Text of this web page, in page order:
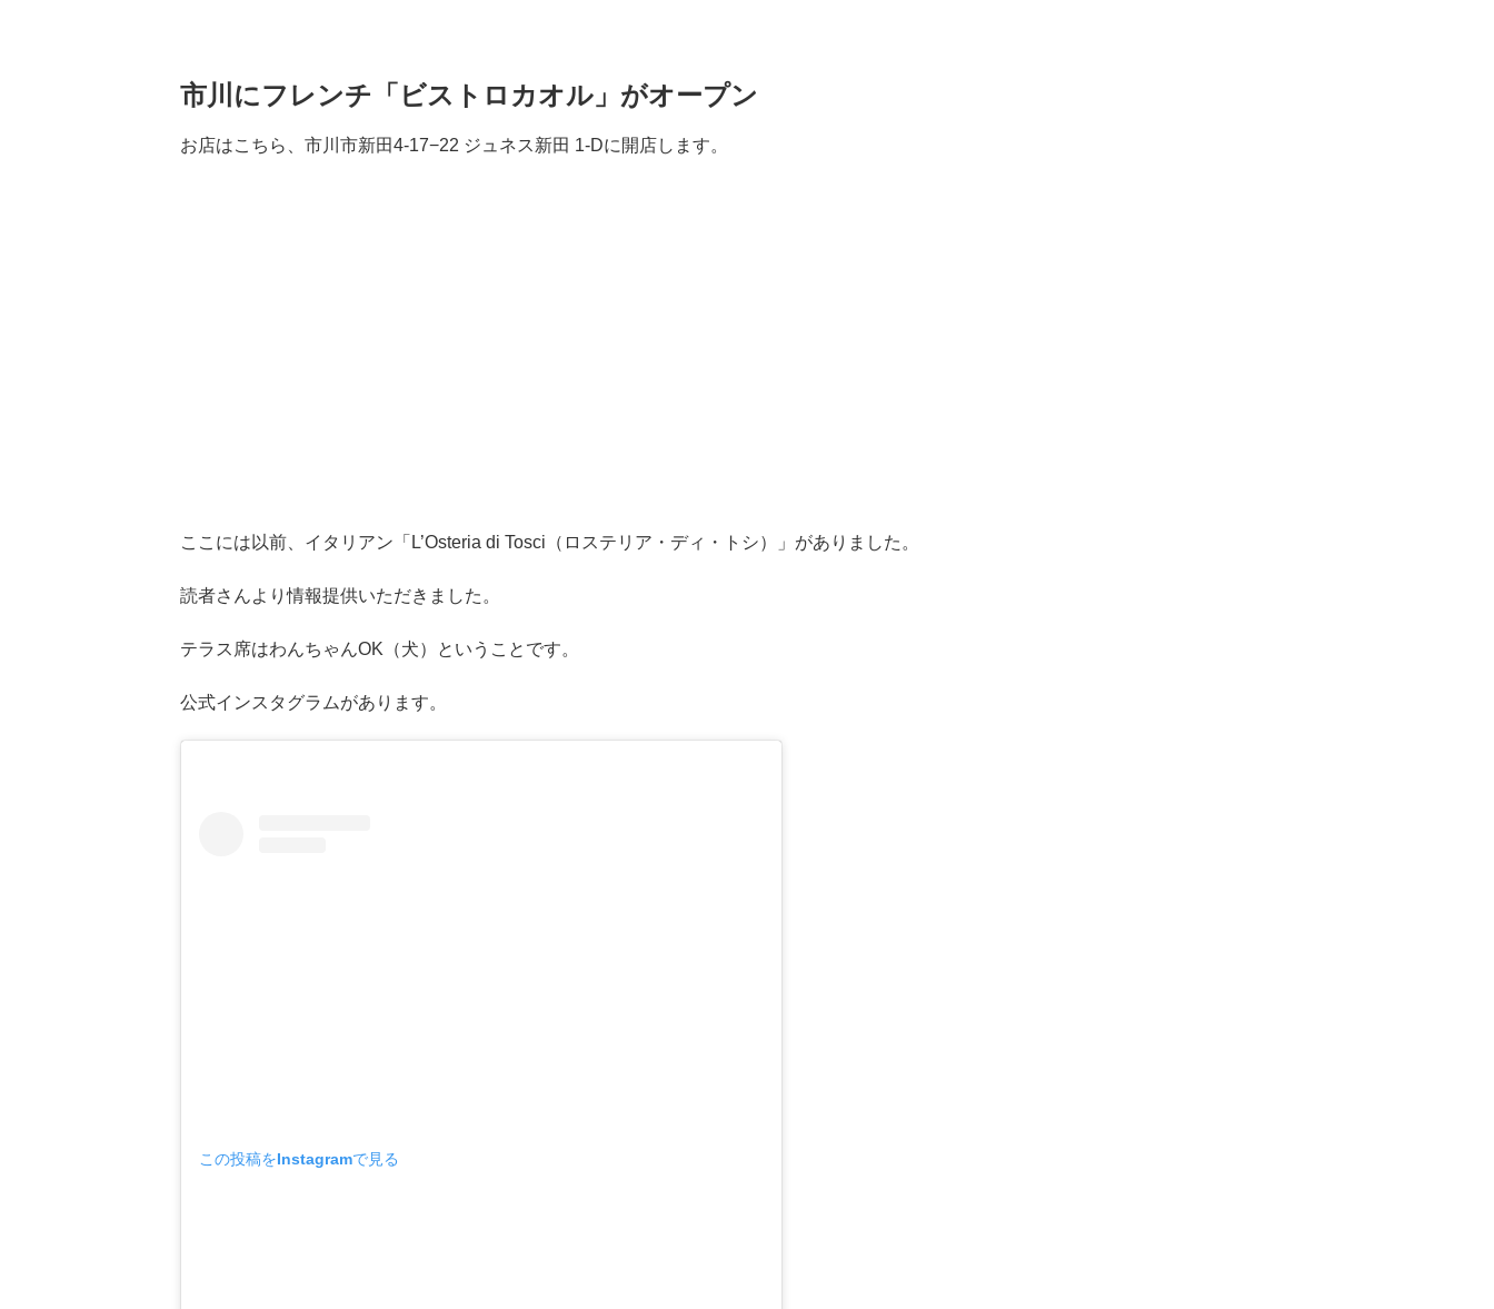
市川にフレンチ「ビストロカオル」がオープン
お店はこちら、市川市新田4-17−22 ジュネス新田 1-Dに開店します。
ここには以前、イタリアン「L’Osteria di Tosci（ロステリア・ディ・トシ）」がありました。
読者さんより情報提供いただきました。
テラス席はわんちゃんOK（犬）ということです。
公式インスタグラムがあります。
この投稿をInstagramで見る